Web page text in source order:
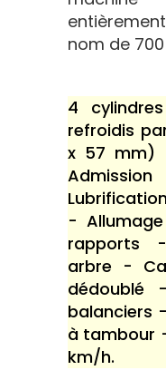
nom de 700
4
refroidis
x 57 mm)
-
rapports
arbre -
dédoublé
balanciers
à tambour
km/h.